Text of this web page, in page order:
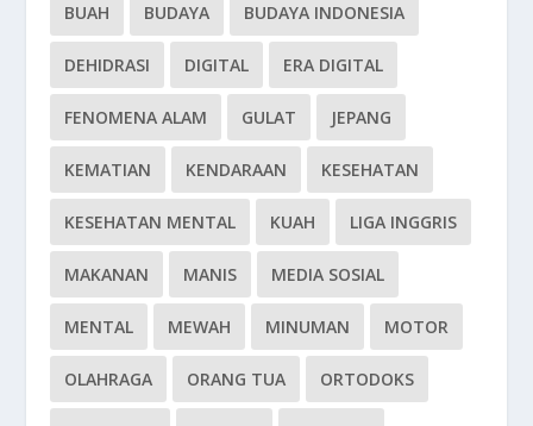
BUAH BUDAYA BUDAYA INDONESIA
DEHIDRASI DIGITAL ERA DIGITAL
FENOMENA ALAM GULAT JEPANG
KEMATIAN KENDARAAN KESEHATAN
KESEHATAN MENTAL KUAH LIGA INGGRIS
MAKANAN MANIS MEDIA SOSIAL
MENTAL MEWAH MINUMAN MOTOR
OLAHRAGA ORANG TUA ORTODOKS